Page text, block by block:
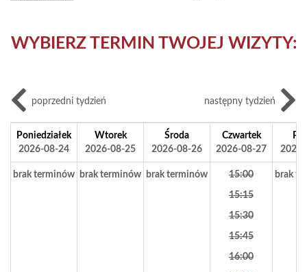
WYBIERZ TERMIN TWOJEJ WIZYTY:
poprzedni tydzień następny tydzień
Poniedziałek
2026-08-24
Wtorek
2026-08-25
Środa
2026-08-26
Czwartek
2026-08-27
brak terminów brak terminów brak terminów 15:00
15:15
15:30
15:45
16:00
brak